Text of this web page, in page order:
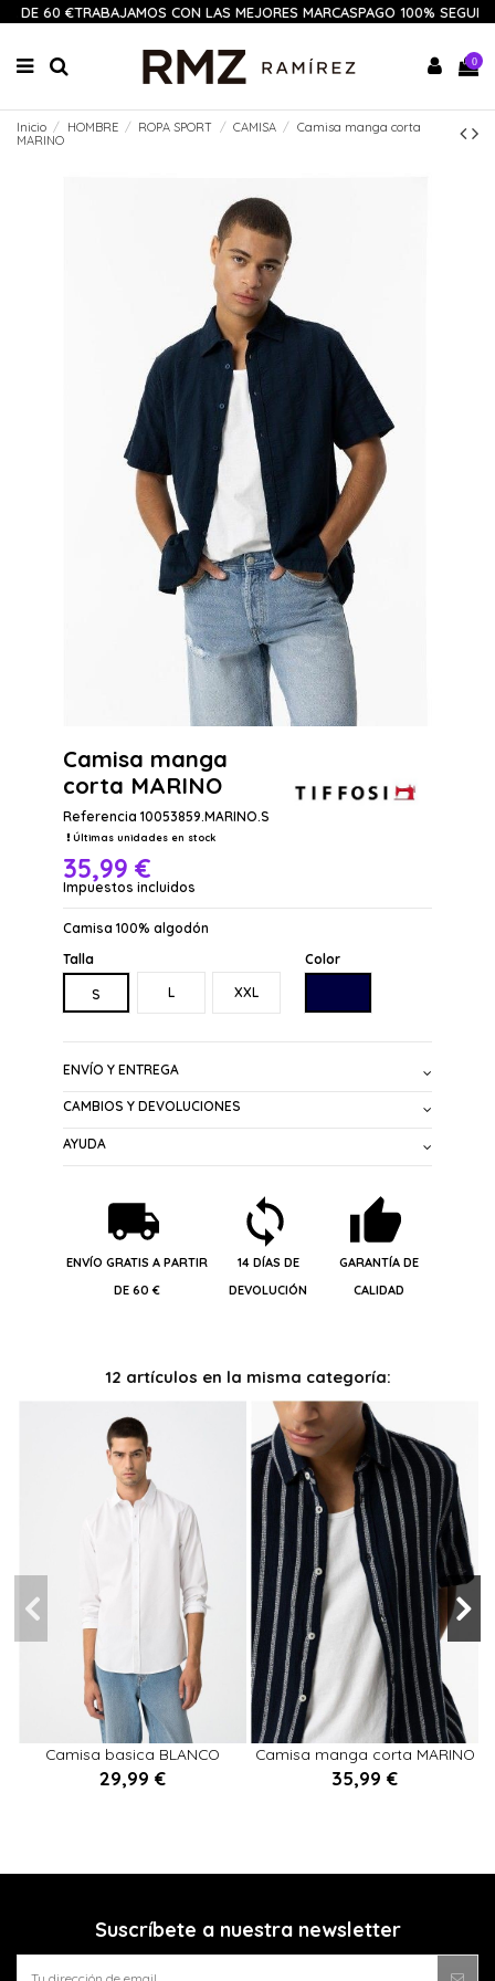
DE 60 €TRABAJAMOS CON LAS MEJORES MARCASPAGO 100% SEGURO
0
Inicio HOMBRE ROPA SPORT CAMISA
Camisa manga corta
MARINO
Camisa manga
corta MARINO
Referencia 10053859.MARINO.S
Últimas unidades en stock
35,99 €
Impuestos incluidos
Camisa 100% algodón
Talla
S L XXL
Color
ENVÍO Y ENTREGA
CAMBIOS Y DEVOLUCIONES
AYUDA
ENVÍO GRATIS A PARTIR
DE 60 €
14 DÍAS DE
DEVOLUCIÓN
GARANTÍA DE
CALIDAD
12 artículos en la misma categoría:
Camisa basica BLANCO
29,99 €
XXL
Añadir al carrito
Camisa manga corta MARINO
35,99 €
M L XL XXL
Añadir al carrito
Suscríbete a nuestra newsletter